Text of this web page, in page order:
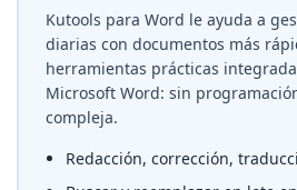
Kutools para Word le ayuda a
diarias con documentos más
herramientas prácticas
Microsoft Word: sin
compleja.
Redacción, corrección,